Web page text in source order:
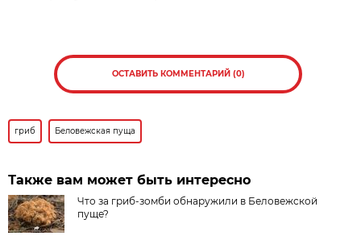
ОСТАВИТЬ КОММЕНТАРИЙ (0)
гриб Беловежская пуща
Также вам может быть интересно
Что за гриб-зомби обнаружили в Беловежской
пуще?